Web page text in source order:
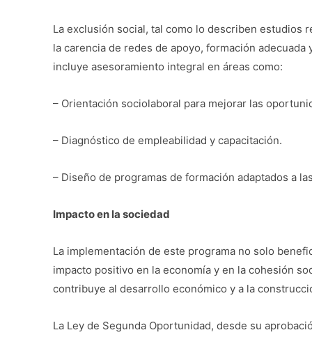
La exclusión social, tal como lo describen estudios
la carencia de redes de apoyo, formación
incluye asesoramiento integral en áreas como:
– Orientación sociolaboral para mejorar las
– Diagnóstico de empleabilidad y capacitación.
– Diseño de programas de formación adaptados a
Impacto en la sociedad
La implementación de este programa no solo
impacto positivo en la economía y en la cohesión
contribuye al desarrollo económico y a la
La Ley de Segunda Oportunidad, desde su